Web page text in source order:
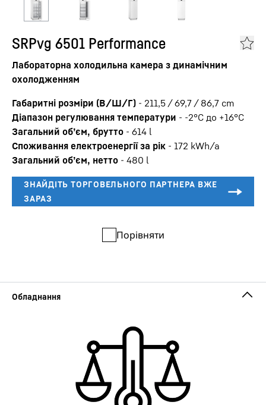
SRPvg 6501 Performance
Лабораторна холодильна камера з динамічним
охолодженням
Габаритні розміри (В/Ш/Г) - 211,5 / 69,7 / 86,7 cm
Діапазон регулювання температури - -2°C до +16°C
Загальний об’єм, брутто - 614 l
Споживання електроенергії за рік - 172 kWh/a
Загальний об’єм, нетто - 480 l
Порівняти